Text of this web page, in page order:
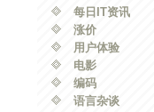
每日IT资讯
涨价
用户体验
电影
编码
语言杂谈